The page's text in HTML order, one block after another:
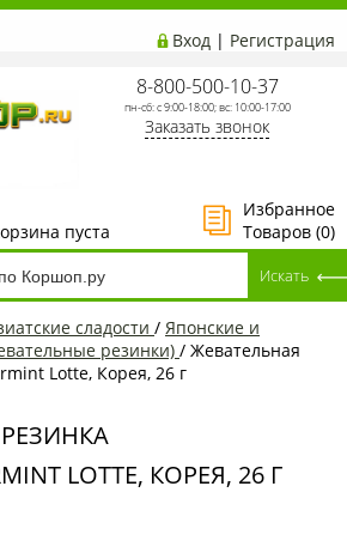
Вход | Регистрация
8-800-500-10-37
пн-сб: с 9:00-18:00; вс: 10:00-17:00
Заказать звонок
Избранное
Товаров (0)
пуста
сладости / Японские и
резинки) / Жевательная
Lotte, Корея, 26 г
LOTTE, КОРЕЯ, 26 Г